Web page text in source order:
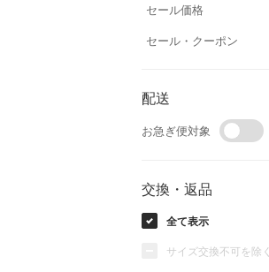
セール価格
セール・クーポン
配送
お急ぎ便対象
交換・返品
全て表示
サイズ交換不可を除く